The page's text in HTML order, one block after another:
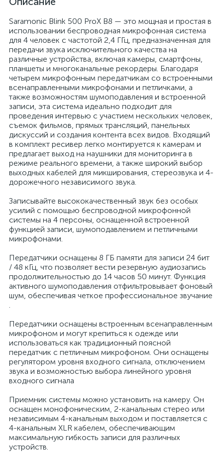
Saramonic Blink 500 ProX B8 — это мощная и простая в
использовании беспроводная микрофонная система
для 4 человек с частотой 2,4 ГГц, предназначенная для
передачи звука исключительного качества на
различные устройства, включая камеры, смартфоны,
планшеты и многоканальные рекордеры. Благодаря
четырем микрофонным передатчикам со встроенными
всенаправленными микрофонами и петличками, а
также возможностям шумоподавления и встроенной
записи, эта система идеально подходит для
проведения интервью с участием нескольких человек,
съемок фильмов, прямых трансляций, панельных
дискуссий и создания контента всех видов. Входящий
в комплект ресивер легко монтируется к камерам и
предлагает выход на наушники для мониторинга в
режиме реального времени, а также широкий выбор
выходных кабелей для микширования, стереозвука и 4-
дорожечного независимого звука.
Записывайте высококачественный звук без особых
усилий с помощью беспроводной микрофонной
системы на 4 персоны, оснащенной встроенной
функцией записи, шумоподавлением и петличными
микрофонами.
Передатчики оснащены 8 ГБ памяти для записи 24 бит
/ 48 кГц, что позволяет вести резервную аудиозапись
продолжительностью до 14 часов 50 минут. Функция
активного шумоподавления отфильтровывает фоновый
шум, обеспечивая четкое профессиональное звучание
.
Передатчики оснащены встроенным всенаправленным
микрофоном и могут крепиться к одежде или
использоваться как традиционный поясной
передатчик с петличным микрофоном. Они оснащены
регулятором уровня входного сигнала, отключением
звука и возможностью выбора линейного уровня
входного сигнала
Приемник системы можно установить на камеру. Он
оснащен монофоническим, 2-канальным стерео или
независимым 4-канальным выходом и поставляется с
4-канальным XLR кабелем, обеспечивающим
максимальную гибкость записи для различных
устройств.